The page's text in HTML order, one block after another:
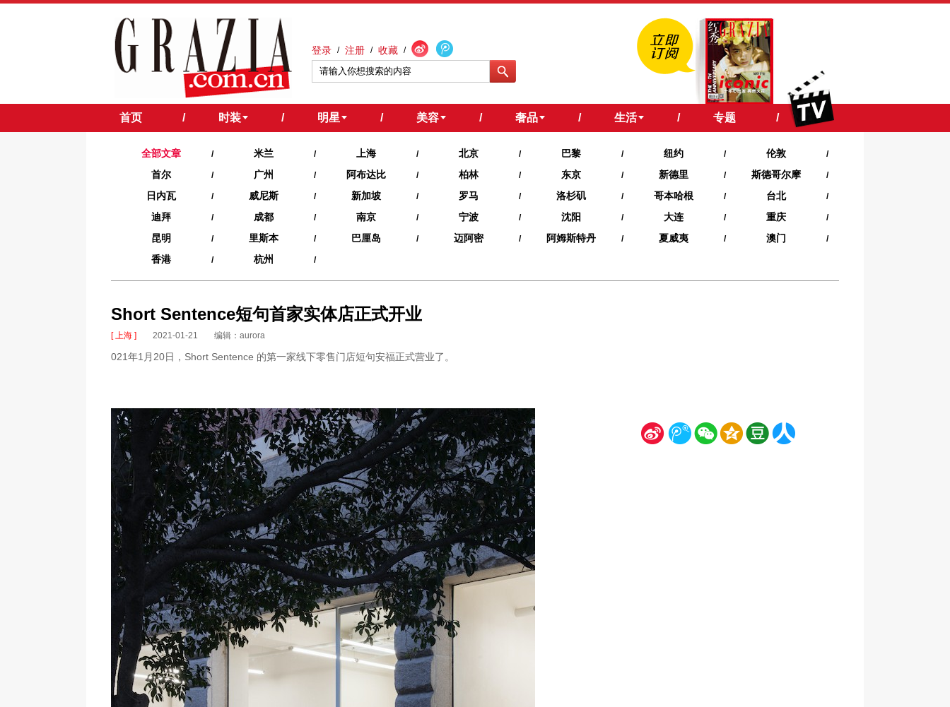
登录 / 注册 / 收藏 /
首页 / 时装 / 明星 / 美容 / 奢品 / 生活 / 专题 /
全部文章 / 米兰 / 上海 / 北京 / 巴黎 / 纽约 / 伦敦 /
首尔 / 广州 / 阿布达比 / 柏林 / 东京 / 新德里 / 斯德哥尔摩 /
日内瓦 / 威尼斯 / 新加坡 / 罗马 / 洛杉矶 / 哥本哈根 / 台北 /
迪拜 / 成都 / 南京 / 宁波 / 沈阳 / 大连 / 重庆 /
昆明 / 里斯本 / 巴厘岛 / 迈阿密 / 阿姆斯特丹 / 夏威夷‍ / 澳门 /
香港 / 杭州 /
Short Sentence短句首家实体店正式开业
[ 上海 ] 2021-01-21 编辑：aurora
021年1月20日，Short Sentence 的第一家线下零售门店短句安福正式营业了。
新 腾 微 空 豆